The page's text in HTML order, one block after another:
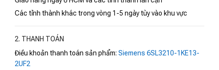
Các tỉnh thành khác trong vòng 1-5 ngày tùy vào khu vực
2. THANH TOÁN
Điều khoản thanh toán sản phẩm: Siemens 6SL3210-1KE13-
2UF2